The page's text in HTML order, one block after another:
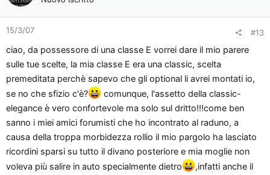
15/3/07 #13
ciao, da possessore di una classe E vorrei dare il mio parere
sulle tue scelte, la mia classe E era una classic, scelta
premeditata perchè sapevo che gli optional li avrei montati io,
se no che sfizio c'è?
comunque, l'assetto della classic-
elegance è vero confortevole ma solo sul dritto!!!come ben
sanno i miei amici forumisti che ho incontrato al raduno, a
causa della troppa morbidezza rollio il mio pargolo ha lasciato
ricordini sparsi su tutto il divano posteriore e mia moglie non
voleva più salire in auto specialmente dietro
,infatti anche il